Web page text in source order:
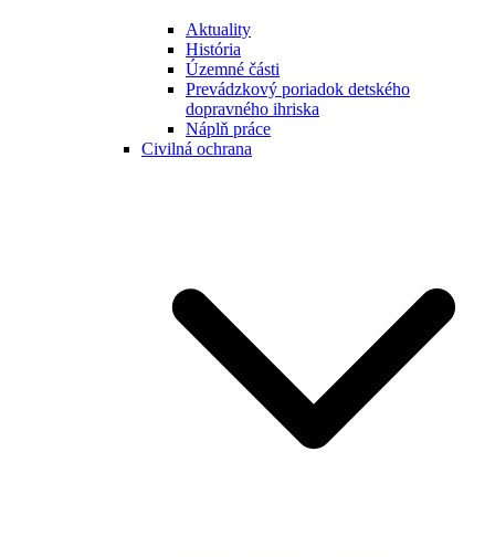
Aktuality
História
Územné části
Prevádzkový poriadok detského
dopravného ihriska
Náplň práce
Civilná ochrana